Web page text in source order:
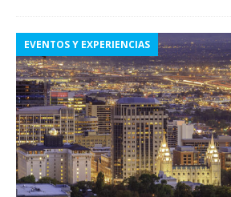
EVENTOS Y EXPERIENCIAS